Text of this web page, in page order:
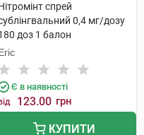
спрей
0,4 мг/дозу
доз 1 балон
Є в наявності
123.00 грн
КУПИТИ